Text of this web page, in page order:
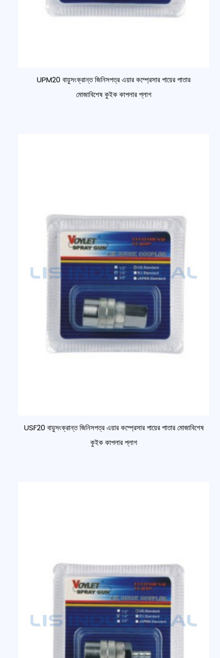
UPM20 বায়ুসংক্রান্ত জিনিসপত্র এয়ার কম্প্রেসার পায়ের পাতার
মোজাবিশেষ কুইক কাপলার প্লাগ
USF20 বায়ুসংক্রান্ত জিনিসপত্র এয়ার কম্প্রেসার পায়ের পাতার মোজাবিশেষ
কুইক কাপলার প্লাগ